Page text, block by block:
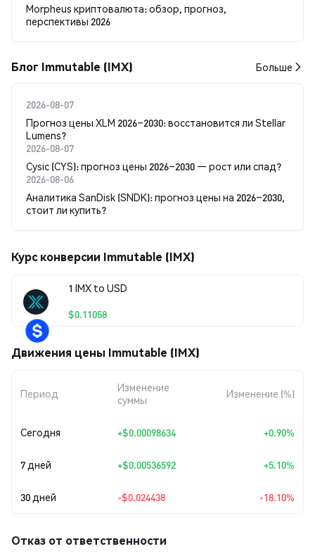
Morpheus криптовалюта: обзор, прогноз,
перспективы 2026
Блог Immutable (IMX) Больше
2026-08-07
Прогноз цены XLM 2026–2030: восстановится ли Stellar
Lumens?
2026-08-07
Cysic (CYS): прогноз цены 2026–2030 — рост или спад?
2026-08-06
Аналитика SanDisk (SNDK): прогноз цены на 2026–2030,
стоит ли купить?
Курс конверсии Immutable (IMX)
1 IMX to USD
$0.11058
Движения цены Immutable (IMX)
Период
Изменение
суммы
Изменение (%)
Сегодня +$0.00098634 +0.90%
7 дней +$0.00536592 +5.10%
30 дней -$0.024438 -18.10%
Отказ от ответственности